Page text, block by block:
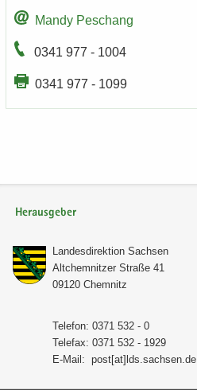
Mandy Peschang
0341 977 - 1004
0341 977 - 1099
Herausgeber
Lan­des­di­rek­ti­on Sach­sen
Alt­chem­nit­zer Stra­ße 41
09120 Chem­nitz
Te­le­fon: 0371 532 - 0
Te­le­fax: 0371 532 - 1929
E-​Mail: post[at]lds.sach­sen.de